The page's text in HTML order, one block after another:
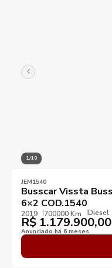
1/10
JEM1540
Busscar Vissta
6×2 COD.1540
2019 700000 Km Diesel
R$ 1.179.900,00
Anunciado há 6 meses